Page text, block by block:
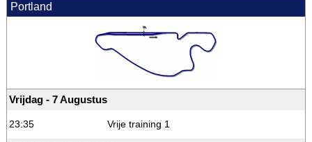
Portland
Vrijdag - 7 Augustus
23:35 Vrije training 1